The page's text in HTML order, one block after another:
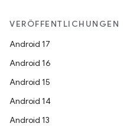
VERÖFFENTLICHUNGEN
Android 17
Android 16
Android 15
Android 14
Android 13